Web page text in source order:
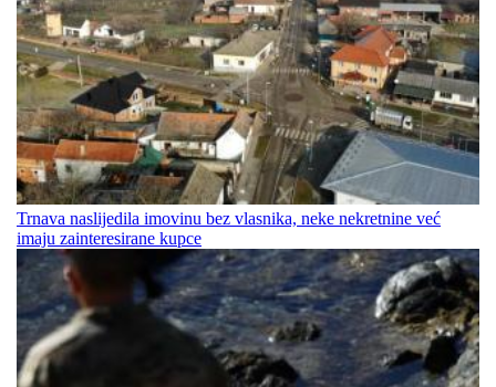
Trnava naslijedila imovinu bez vlasnika, neke nekretnine već
imaju zainteresirane kupce